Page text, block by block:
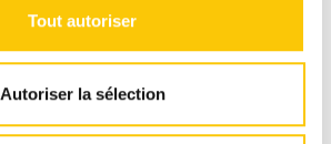
Tout autoriser
Autoriser la sélection